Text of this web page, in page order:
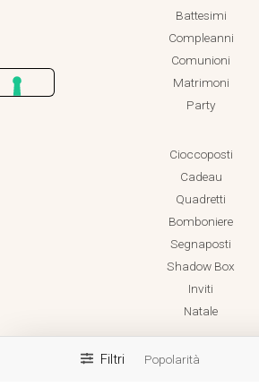
Filtri
Battesimi
Compleanni
Comunioni
Matrimoni
Party
Cioccoposti
Cadeau
Quadretti
Bomboniere
Segnaposti
Shadow Box
Inviti
Natale
Realizzato da Dadaland